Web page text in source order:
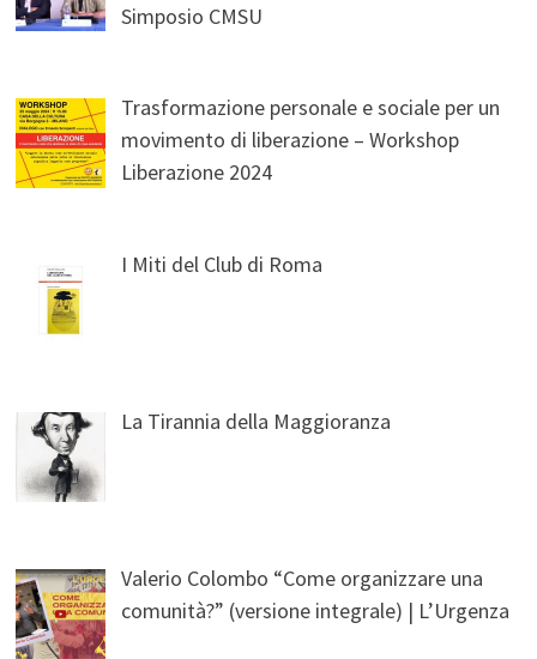
Simposio CMSU
Trasformazione personale e sociale per un
movimento di liberazione – Workshop
Liberazione 2024
I Miti del Club di Roma
La Tirannia della Maggioranza
Valerio Colombo “Come organizzare una
comunità?” (versione integrale) | L’Urgenza